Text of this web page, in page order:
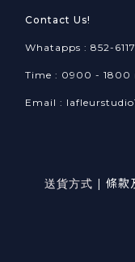
Contact Us!
Whatapps : 852-
Time : 0900 -
Email :
送貨方式 | 條款